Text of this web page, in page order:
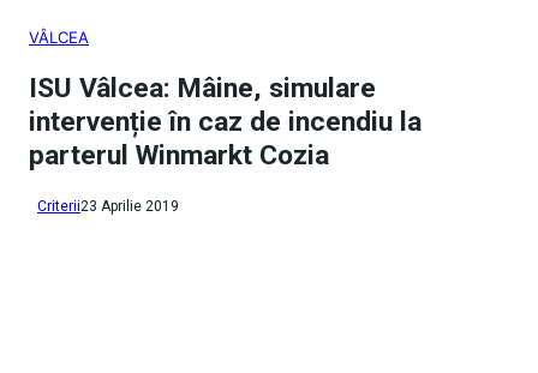
VÂLCEA
ISU Vâlcea: Mâine, simulare
intervenție în caz de incendiu la
parterul Winmarkt Cozia
Criterii23 Aprilie 2019